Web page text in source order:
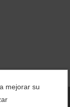
mejorar su